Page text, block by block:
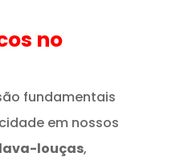
no
fundamentais
em nossos
lava-louças,